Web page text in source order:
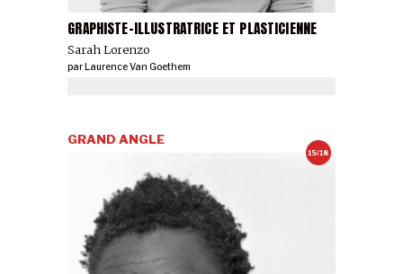
GRAPHISTE-ILLUSTRATRICE ET PLASTICIENNE
Sarah Lorenzo
par Laurence Van Goethem
15/18
GRAND ANGLE